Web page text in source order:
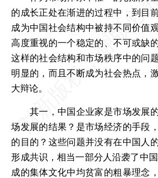
的成长正处在渐进的过程中，到目
成为中国社会结构中被持不同价值
高度重视的一个稳定的、不可或缺
这样的社会结构和市场秩序中的问
明显的，而且不断成为社会热点，
大辩论。
其一，中国企业家是市场发展
场发展的结果？是市场经济的手段
的目的？这些问题并没有在中国人
形成共识，相当一部分人沿袭了中
成的集体文化中均贫富的粗暴理念